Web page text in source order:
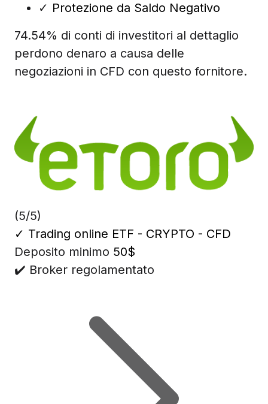
✓ Protezione da Saldo Negativo
74.54% di conti di investitori al dettaglio
perdono denaro a causa delle
negoziazioni in CFD con questo fornitore.
(5/5)
✓ Trading online ETF - CRYPTO - CFD
Deposito minimo 50$
✔️ Broker regolamentato